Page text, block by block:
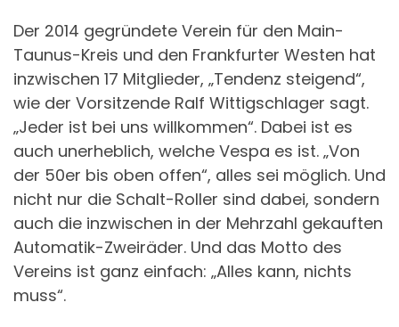
Der 2014 gegründete Verein für den Main-
Taunus-Kreis und den Frankfurter Westen hat
inzwischen 17 Mitglieder, „Tendenz steigend“,
wie der Vorsitzende Ralf Wittigschlager sagt.
„Jeder ist bei uns willkommen“. Dabei ist es
auch unerheblich, welche Vespa es ist. „Von
der 50er bis oben offen“, alles sei möglich. Und
nicht nur die Schalt-Roller sind dabei, sondern
auch die inzwischen in der Mehrzahl gekauften
Automatik-Zweiräder. Und das Motto des
Vereins ist ganz einfach: „Alles kann, nichts
muss“.